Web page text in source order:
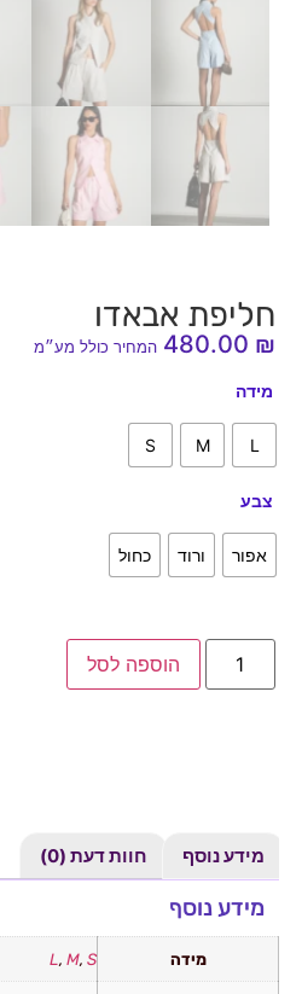
חליפת אבאדו
480.00 ₪ המחיר כולל מע״מ
מידה
L
M
S
צבע
אפור ורוד כחול
הוספה לסל
מידע נוסף חוות דעת (0)
מידע נוסף
מידה L, M, S